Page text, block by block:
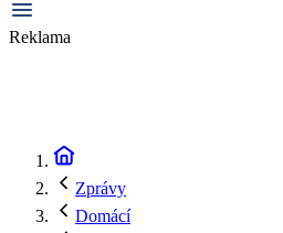
Reklama
Zprávy
Domácí